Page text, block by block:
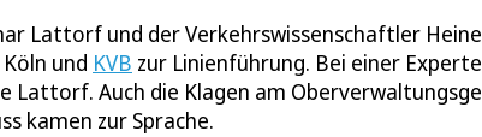
Lattorf und der Verkehrswissenschaftler
und KVB zur Linienführung. Bei einer
Lattorf. Auch die Klagen am
kamen zur Sprache.